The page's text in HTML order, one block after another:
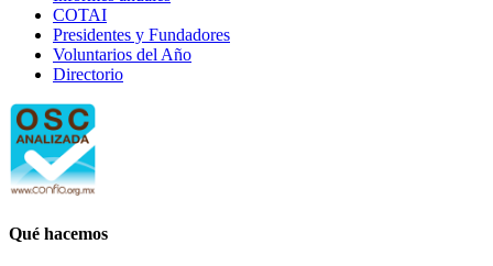
COTAI
Presidentes y Fundadores
Voluntarios del Año
Directorio
Qué hacemos